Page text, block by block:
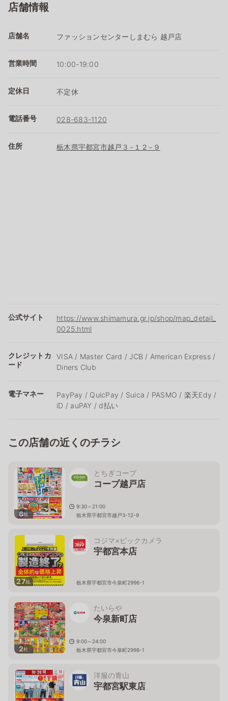
店舗情報
店舗名 ファッションセンターしまむら 越戸店
営業時間 10:00-19:00
定休日 不定休
電話番号 028-683-1120
住所 栃木県宇都宮市越戸３−１２−９
公式サイト
https://www.shimamura.gr.jp/shop/map_detail_
0025.html
クレジットカ
ード
VISA / Master Card / JCB / American Express /
Diners Club
電子マネー
PayPay / QuicPay / Suica / PASMO / 楽天Edy /
iD / auPAY / d払い
この店舗の近くのチラシ
6枚
とちぎコープ
コープ越戸店
9:30～21:00
栃木県宇都宮市越戸3-12-9
27枚
コジマ×ビックカメラ
宇都宮本店
栃木県宇都宮市今泉町2996-1
2枚
たいらや
今泉新町店
9:00～24:00
栃木県宇都宮市今泉町2998-1
洋服の青山
宇都宮駅東店